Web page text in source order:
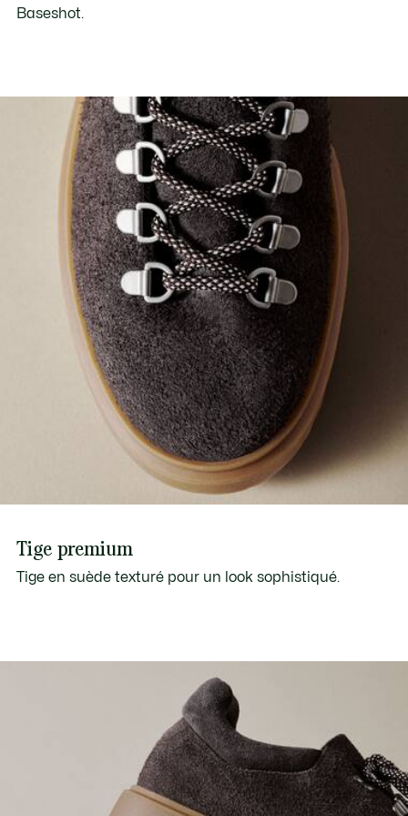
Baseshot.
Tige premium
Tige en suède texturé pour un look sophistiqué.